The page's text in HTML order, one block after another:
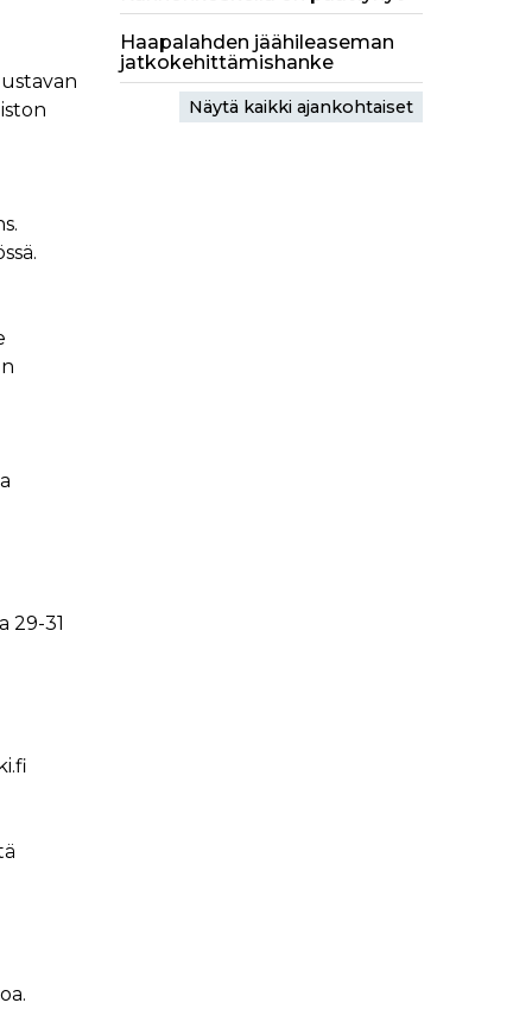
29-31
Haapalahden jäähileaseman
jatkokehittämishanke
Näytä kaikki ajankohtaiset